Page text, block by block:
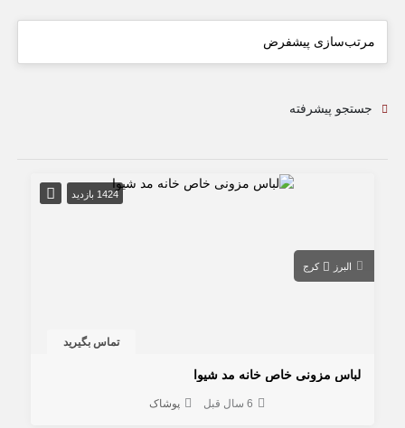
جستجو پیشرفته
1424 بازدید
البرز کرج
تماس بگیرید
لباس مزونی خاص خانه مد شیوا
6 سال قبل پوشاک